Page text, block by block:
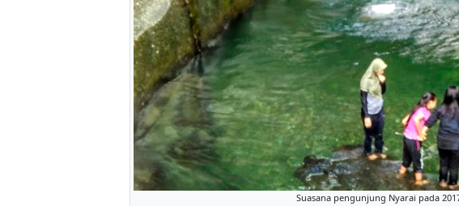
Suasana pengunjung Nyarai pada